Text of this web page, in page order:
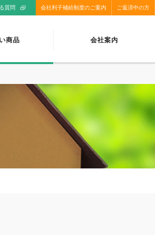
質問 会社利子補給制度のご案内 ご返済中の方
商品 会社案内